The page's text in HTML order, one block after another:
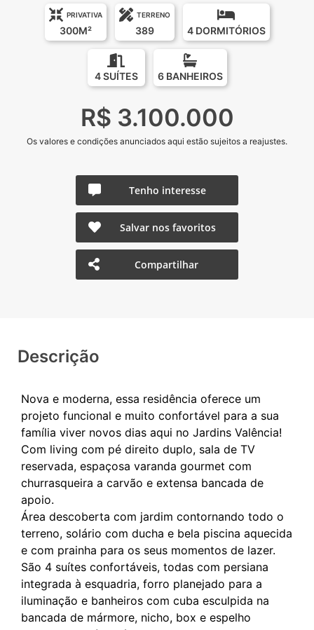
PRIVATIVA
300M²
TERRENO
389 4 DORMITÓRIOS
4 SUÍTES 6 BANHEIROS
R$ 3.100.000
Os valores e condições anunciados aqui estão sujeitos a reajustes.
Tenho interesse
Salvar nos favoritos
Compartilhar
Descrição
Nova e moderna, essa residência oferece um
projeto funcional e muito confortável para a sua
família viver novos dias aqui no Jardins Valência!
Com living com pé direito duplo, sala de TV
reservada, espaçosa varanda gourmet com
churrasqueira a carvão e extensa bancada de
apoio.
Área descoberta com jardim contornando todo o
terreno, solário com ducha e bela piscina aquecida
e com prainha para os seus momentos de lazer.
São 4 suítes confortáveis, todas com persiana
integrada à esquadria, forro planejado para a
iluminação e banheiros com cuba esculpida na
bancada de mármore, nicho, box e espelho